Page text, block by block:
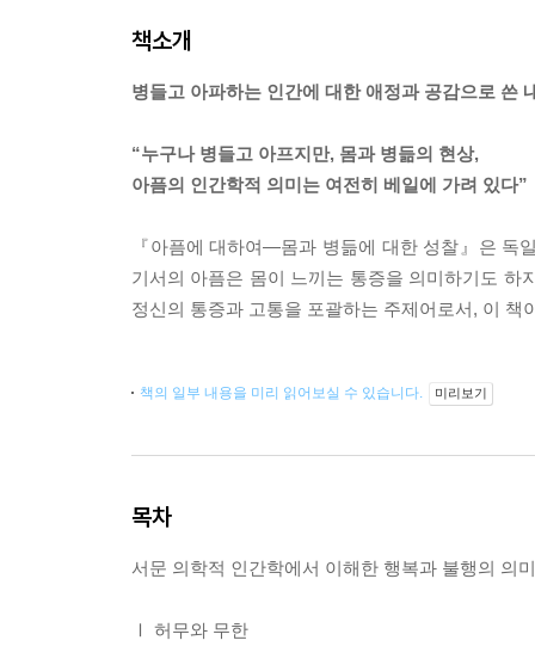
책소개
병들고 아파하는 인간에 대한 애정과 공감으로 쓴
“누구나 병들고 아프지만, 몸과 병듦의 현상,
아픔의 인간학적 의미는 여전히 베일에 가려 있다”
『아픔에 대하여―몸과 병듦에 대한 성찰』은 독
기서의 아픔은 몸이 느끼는 통증을 의미하기도 하
정신의 통증과 고통을 포괄하는 주제어로서, 이
책의 일부 내용을 미리 읽어보실 수 있습니다. 미리보기
목차
서문 의학적 인간학에서 이해한 행복과 불행의 의
Ⅰ 허무와 무한